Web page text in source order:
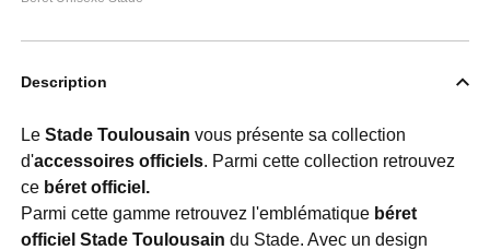
Description
LeStade Toulousain vous présente sa collection
d'accessoires officiels. Parmi cette collection retrouvez
ce béret officiel.
Parmi cette gamme retrouvez l'emblématique béret
officiel Stade Toulousain du Stade. Avec un design